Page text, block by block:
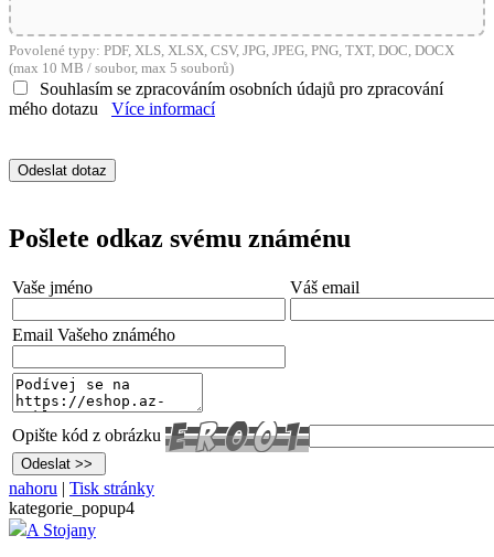
Povolené typy: PDF, XLS, XLSX, CSV, JPG, JPEG, PNG, TXT, DOC, DOCX
(max 10 MB / soubor, max 5 souborů)
Souhlasím se zpracováním osobních údajů pro zpracování
mého dotazu
Více informací
Pošlete odkaz svému známénu
Vaše jméno Váš email
Email Vašeho známého
Opište kód z obrázku
nahoru | Tisk stránky
kategorie_popup4
A Stojany